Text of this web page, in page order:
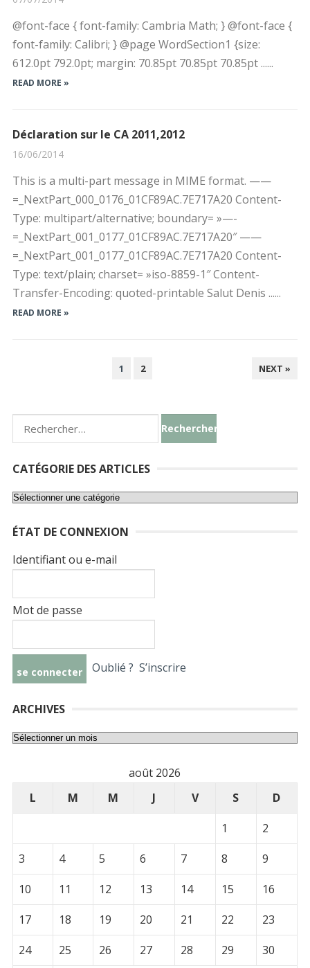
@font-face { font-family: Cambria Math; } @font-face {
font-family: Calibri; } @page WordSection1 {size:
612.0pt 792.0pt; margin: 70.85pt 70.85pt 70.85pt ......
READ MORE »
Déclaration sur le CA 2011,2012
16/06/2014
This is a multi-part message in MIME format. ——
=_NextPart_000_0176_01CF89AC.7E717A20 Content-
Type: multipart/alternative; boundary= »—-
=_NextPart_001_0177_01CF89AC.7E717A20″ ——
=_NextPart_001_0177_01CF89AC.7E717A20 Content-
Type: text/plain; charset= »iso-8859-1″ Content-
Transfer-Encoding: quoted-printable Salut Denis ......
READ MORE »
1 2 NEXT »
Rechercher :
CATÉGORIE DES ARTICLES
Catégorie
articles
ÉTAT DE CONNEXION
Identifiant ou e-mail
Mot de passe
Oublié ? S’inscrire
ARCHIVES
Archives
août 2026
L
M M J V S
D
1
2
3
4 5 6 7 8
9
10
11 12 13 14 15
16
17
18 19 20 21 22
23
24
25 26 27 28 29
30